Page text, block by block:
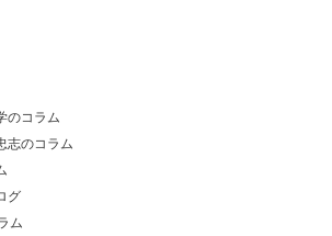
コラム
のコラム
グ
ム